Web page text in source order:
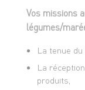
Vos missions
légumes/
La tenue
La
produits,